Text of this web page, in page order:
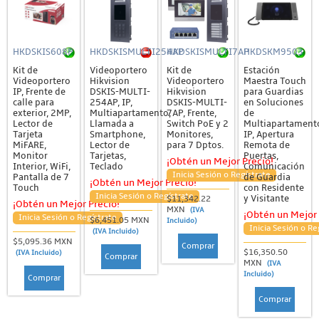
HKDSKIS608P
Kit de
Videoportero
IP, Frente de
calle para
exterior, 2MP,
Lector de
Tarjeta
MiFARE,
Monitor
Interior, WiFi,
Pantalla de 7
Touch
¡Obtén un Mejor Precio!
Inicia Sesión o Regístrate
$5,095.36 MXN
(IVA Incluido)
Comprar
HKDSKISMULTI254AP
Videoportero
Hikvision
DSKIS-MULTI-
254AP, IP,
Multiapartamento,
Llamada a
Smartphone,
Lector de
Tarjetas,
Teclado
¡Obtén un Mejor Precio!
Inicia Sesión o Regístrate
$6,451.05 MXN
(IVA Incluido)
Comprar
HKDSKISMULTI7AP
Kit de
Videoportero
Hikvision
DSKIS-MULTI-
7AP, Frente,
Switch PoE y 2
Monitores,
para 7 Dptos.
¡Obtén un Mejor Precio!
Inicia Sesión o Regístrate
$11,342.22
MXN
(IVA
Incluido)
Comprar
HKDSKM9503
Estación
Maestra Touch
para Guardias
en Soluciones
de
IP, Apertura
Remota de
Puertas,
Comunicación
de Guardia
con Residente
y Visitante
¡Obtén un
Inicia Sesión o
$16,350.50
MXN
(IVA
Incluido)
Comprar